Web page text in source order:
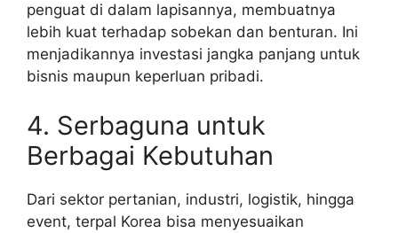
penguat di dalam lapisannya, membuatnya
lebih kuat terhadap sobekan dan benturan. Ini
menjadikannya investasi jangka panjang untuk
bisnis maupun keperluan pribadi.
4. Serbaguna untuk
Berbagai Kebutuhan
Dari sektor pertanian, industri, logistik, hingga
event, terpal Korea bisa menyesuaikan